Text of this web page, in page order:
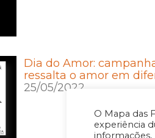
O Mapa das
experiência
informações,
Dia do Amor:
ressalta o amor em
25/05/2022